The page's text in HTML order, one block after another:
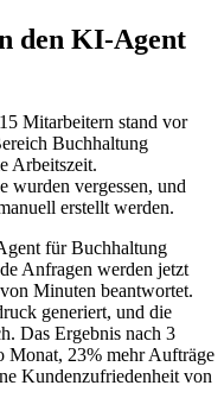
den KI-Agent
Mitarbeitern stand vor
Buchhaltung
Arbeitszeit.
wurden vergessen, und
erstellt werden.
für Buchhaltung
Anfragen werden jetzt
Minuten beantwortet.
generiert, und die
Das Ergebnis nach 3
Monat, 23% mehr Aufträge
Kundenzufriedenheit von